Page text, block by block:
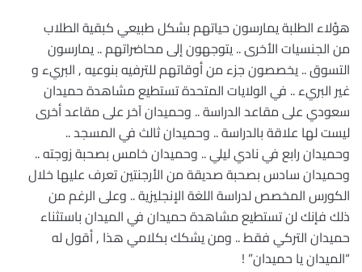
هؤلاء الطلبة يمارسون حياتهم بشكل طبيعي كبقية الطلاب
من الجنسيات الأخرى .. يتوجهون إلى محاضراتهم .. يمارسون
التسوق .. يخصصون جزء من أوقاتهم للترفيه بنوعيه , البريء و
غير البريء .. في الولايات المتحدة تستطيع مشاهدة حميدان
سعودي على مقاعد الدراسة .. وحميدان آخر على مقاعد أخرى
ليست لها علاقة بالدراسة .. وحميدان ثالث في المسجد ..
وحميدان رابع في نادي ليلي .. وحميدان خامس بصحبة زوجته ..
وحميدان سادس بصحبة صديقة من الأرجنتين تعرف عليها خلال
الكورس المخصص لدراسة اللغة الإنجليزية .. وعلى الرغم من
ذلك فإنك لن تستطيع مشاهدة حميدان في الميدان باستثناء
حميدان التركي فقط .. ومن يشكك بكلامي هذا , أقول له
“الميدان يا حميدان” !